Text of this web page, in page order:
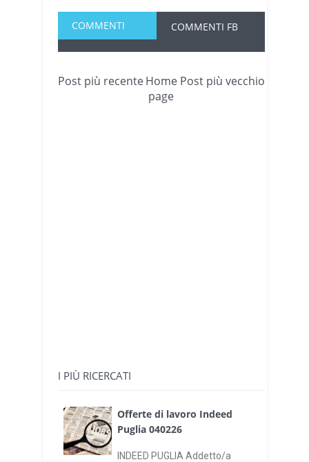
COMMENTI COMMENTI FB
Post più recente Post più vecchio
Home
page
I PIÙ RICERCATI
Offerte di lavoro Indeed
Puglia 040226
INDEED PUGLIA Addetto/a